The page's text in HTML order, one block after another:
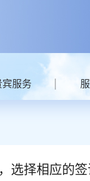
宾服务
选择相应的